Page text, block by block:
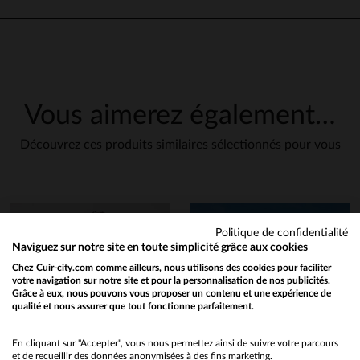
Vous aimerez également…
Découvrez ces produits similaires sélectionnés pour vous
Would you like to be redirected to our English site?
No
Politique de confidentialité
Naviguez sur notre site en toute simplicité grâce aux cookies
Chez Cuir-city.com comme ailleurs, nous utilisons des cookies pour faciliter
votre navigation sur notre site et pour la personnalisation de nos publicités.
Grâce à eux, nous pouvons vous proposer un contenu et une expérience de
qualité et nous assurer que tout fonctionne parfaitement.
En cliquant sur "Accepter", vous nous permettez ainsi de suivre votre parcours
et de recueillir des données anonymisées à des fins marketing.